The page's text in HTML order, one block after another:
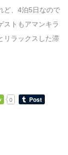
ど、4泊5日なので
ストもアマンキラ
リラックスした滞
0